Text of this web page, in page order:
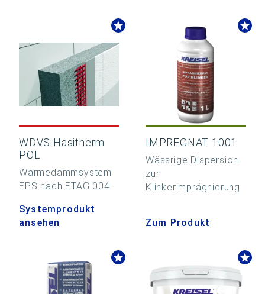
WDVS Hasitherm
POL
Wärmedämmsystem
EPS nach ETAG 004
Systemprodukt
ansehen
IMPREGNAT 1001
Wässrige Dispersion
zur
Klinkerimprägnierung
Zum Produkt